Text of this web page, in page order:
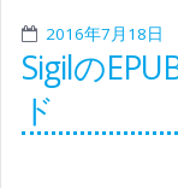
2016年7月18日
Sigilの
ド